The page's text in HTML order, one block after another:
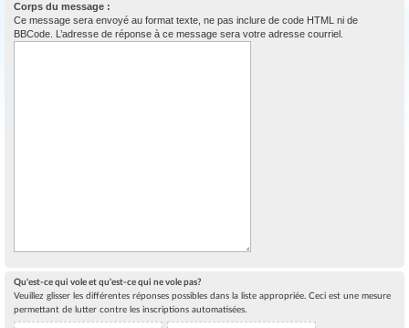
Corps du message :
Ce message sera envoyé au format texte, ne pas inclure de code HTML ni de
BBCode. L’adresse de réponse à ce message sera votre adresse courriel.
Qu'est-ce qui vole et qu'est-ce qui ne vole pas?
Veuillez glisser les différentes réponses possibles dans la liste appropriée. Ceci est une mesure
permettant de lutter contre les inscriptions automatisées.